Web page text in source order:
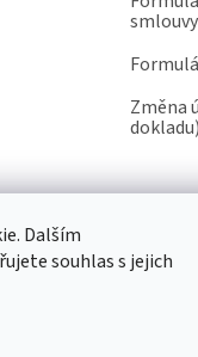
Dalším
souhlas s jejich
smlouvy
Změna
dokladu)